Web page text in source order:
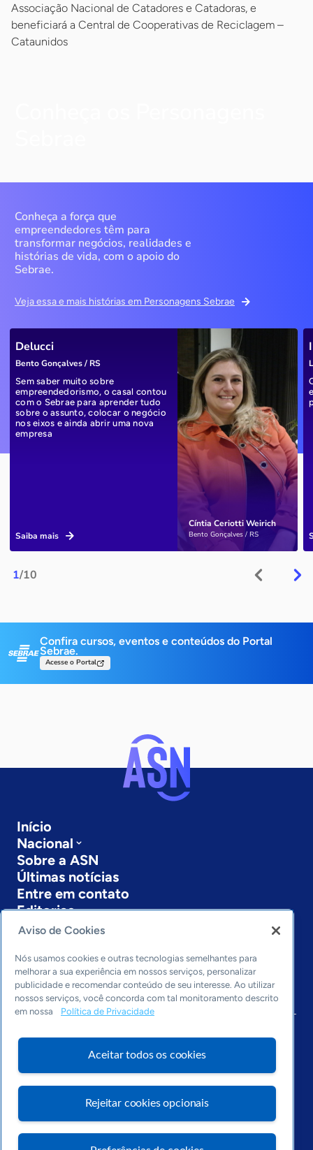
Associação Nacional de Catadores e Catadoras, e
beneficiará a Central de Cooperativas de Reciclagem –
Cataunidos
Conheça a força que
empreendedores têm para
transformar negócios, realidades e
histórias de vida, com o apoio do
Sebrae.
Veja essa e mais histórias em Personagens Sebrae
1/10
Cíntia Ceriotti Weirich
Bento Gonçalves / RS
Delucci
Bento Gonçalves / RS
Sem saber muito sobre
empreendedorismo, o casal contou
com o Sebrae para aprender tudo
sobre o assunto, colocar o negócio
nos eixos e ainda abrir uma nova
empresa
Saiba mais
Confira cursos, eventos e conteúdos do Portal
Sebrae.
Acesse o Portal
Início
Nacional
Sobre a ASN
Últimas notícias
Entre em contato
Editorias
Economia & Política
Inovação & Tecnologia
Cultura empreendedora
Dados
Arquivo
Aviso de Cookies
Nós usamos cookies e outras tecnologias semelhantes para
melhorar a sua experiência em nossos serviços, personalizar
publicidade e recomendar conteúdo de seu interesse. Ao utilizar
nossos serviços, você concorda com tal monitoramento descrito
em nossa
Política de Privacidade
Aceitar todos os cookies
Rejeitar cookies opcionais